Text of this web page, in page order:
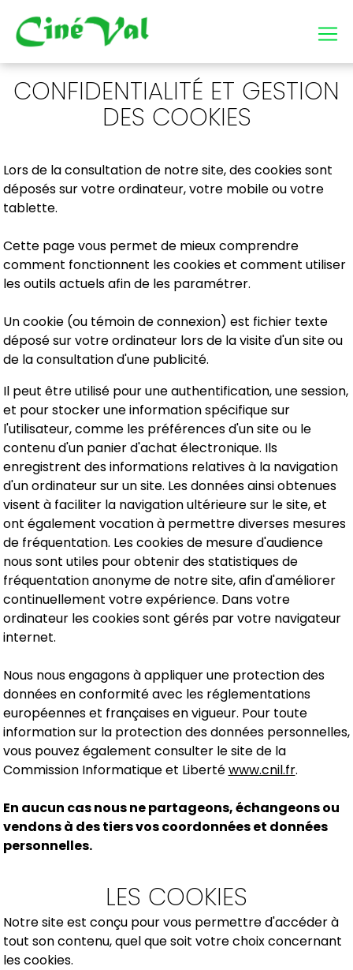
CONFIDENTIALITÉ ET GESTION
DES COOKIES
Lors de la consultation de notre site, des cookies sont
déposés sur votre ordinateur, votre mobile ou votre
tablette.
Cette page vous permet de mieux comprendre
comment fonctionnent les cookies et comment utiliser
les outils actuels afin de les paramétrer.
Un cookie (ou témoin de connexion) est fichier texte
déposé sur votre ordinateur lors de la visite d'un site ou
de la consultation d'une publicité.
Il peut être utilisé pour une authentification, une session,
et pour stocker une information spécifique sur
l'utilisateur, comme les préférences d'un site ou le
contenu d'un panier d'achat électronique. Ils
enregistrent des informations relatives à la navigation
d'un ordinateur sur un site. Les données ainsi obtenues
visent à faciliter la navigation ultérieure sur le site, et
ont également vocation à permettre diverses mesures
de fréquentation. Les cookies de mesure d'audience
nous sont utiles pour obtenir des statistiques de
fréquentation anonyme de notre site, afin d'améliorer
continuellement votre expérience. Dans votre
ordinateur les cookies sont gérés par votre navigateur
internet.
Nous nous engagons à appliquer une protection des
données en conformité avec les réglementations
européennes et françaises en vigueur. Pour toute
information sur la protection des données personnelles,
vous pouvez également consulter le site de la
Commission Informatique et Libertéwww.cnil.fr.
En aucun cas nous ne partageons, échangeons ou
vendons à des tiers vos coordonnées et données
personnelles.
LES COOKIES
Notre site est conçu pour vous permettre d'accéder à
tout son contenu, quel que soit votre choix concernant
les cookies.